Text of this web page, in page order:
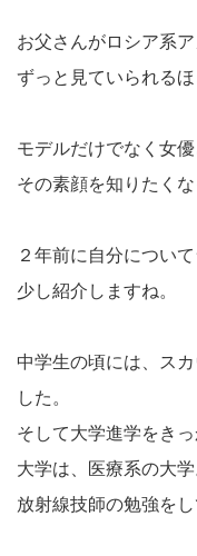
お父さんがロシア系
ずっと見ていられるほ
モデルだけでなく女
その素顔を知りたくな
２年前に自分につい
少し紹介しますね。
中学生の頃には、ス
した。
そして大学進学をき
大学は、医療系の大学
放射線技師の勉強をし